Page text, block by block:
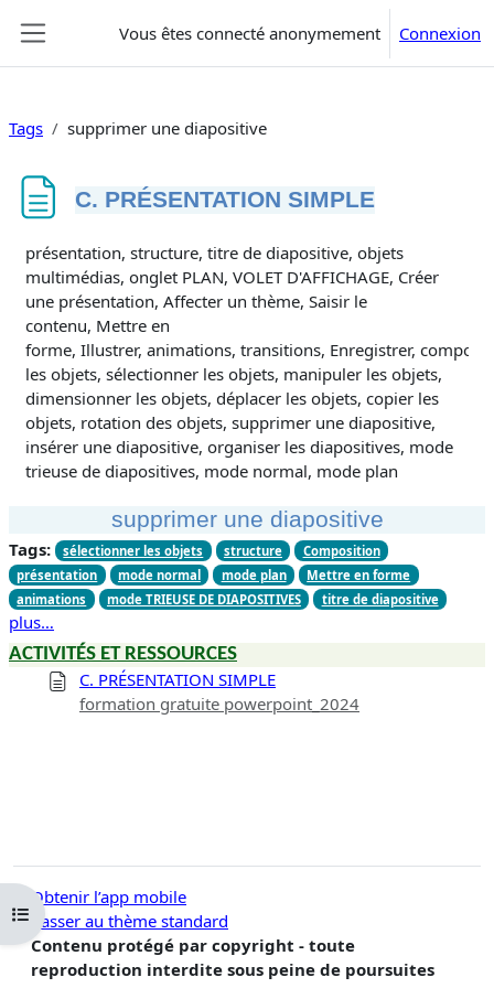
Vous êtes connecté anonymement Connexion
Ouvrir l’index du cours
Tags supprimer une diapositive
C. PRÉSENTATION SIMPLE
Conditions d’achèvement
présentation, structure, titre de diapositive, objets
multimédias, onglet PLAN, VOLET D'AFFICHAGE, Créer
une présentation, Affecter un thème, Saisir le
contenu, Mettre en
forme, Illustrer, animations, transitions, Enregistrer,
les objets, sélectionner les objets, manipuler les objets,
dimensionner les objets, déplacer les objets, copier les
objets, rotation des objets, supprimer une diapositive,
insérer une diapositive, organiser les diapositives, mode
trieuse de diapositives, mode normal, mode plan
supprimer une diapositive
Tags: sélectionner les objets structure
Composition
présentation
mode normal mode plan
Mettre en forme
animations
mode TRIEUSE DE DIAPOSITIVES titre de diapositive
plus…
ACTIVITÉS ET RESSOURCES
C. PRÉSENTATION SIMPLE
formation gratuite powerpoint_2024
Obtenir l’app mobile
Passer au thème standard
Contenu protégé par copyright - toute
reproduction interdite sous peine de poursuites